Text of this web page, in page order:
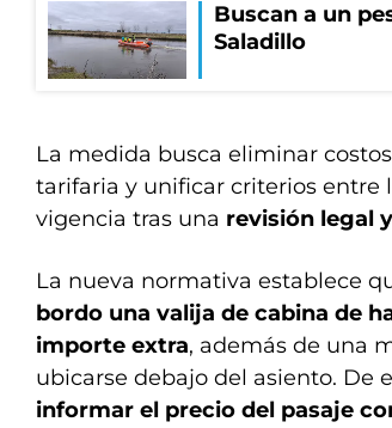
Buscan a un
Saladillo
La medida busca eliminar
tarifaria y unificar criterios entre
vigencia tras una revisión legal
La nueva normativa establece
bordo una valija de cabina de
importe extra, además de una
ubicarse debajo del asiento. De
informar el precio del pasaje